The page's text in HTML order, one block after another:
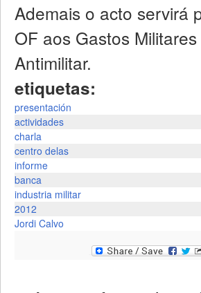
Ademais o acto servirá
OF aos Gastos
Antimilitar.
etiquetas:
presentación
actividades
charla
centro delas
informe
banca
industria militar
2012
Jordi Calvo